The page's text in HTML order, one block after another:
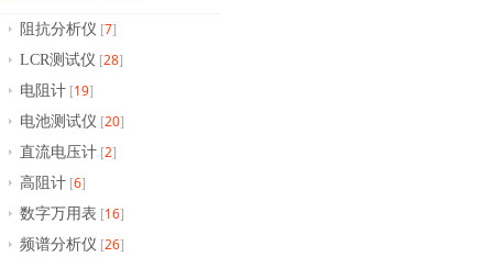
阻抗分析仪 [7]
LCR测试仪 [28]
电阻计 [19]
电池测试仪 [20]
直流电压计 [2]
高阻计 [6]
数字万用表 [16]
频谱分析仪 [26]